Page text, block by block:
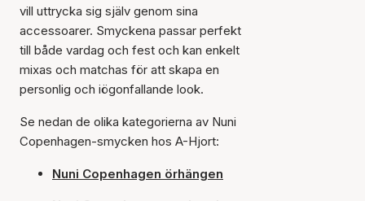
vill uttrycka sig själv genom sina
accessoarer. Smyckena passar perfekt
till både vardag och fest och kan enkelt
mixas och matchas för att skapa en
personlig och iögonfallande look.
Se nedan de olika kategorierna av Nuni
Copenhagen-smycken hos A-Hjort:
Nuni Copenhagen örhängen